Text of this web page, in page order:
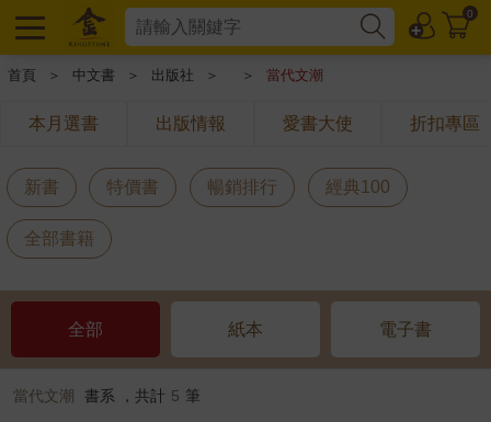
0
首頁 ＞ 中文書 ＞ 出版社 ＞ ＞ 當代文潮
本月選書 出版情報 愛書大使 折扣專區
新書 特價書 暢銷排行 經典100
全部書籍
全部 紙本 電子書
當代文潮 書系 ，共計 5 筆